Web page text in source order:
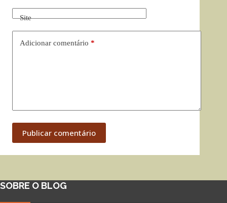
Site
Adicionar comentário *
Publicar comentário
SOBRE O BLOG